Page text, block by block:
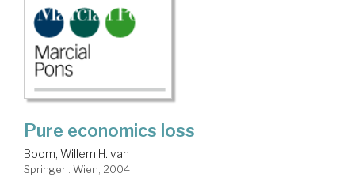
Pure economics loss
Boom, Willem H. van
Springer . Wien, 2004